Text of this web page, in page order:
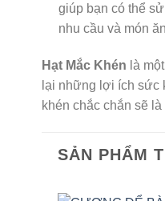
giúp bạn có thể
nhu cầu và món
Hạt Mắc Khén là
lại những lợi ích sức
khén chắc chắn sẽ
SẢN PHẨM